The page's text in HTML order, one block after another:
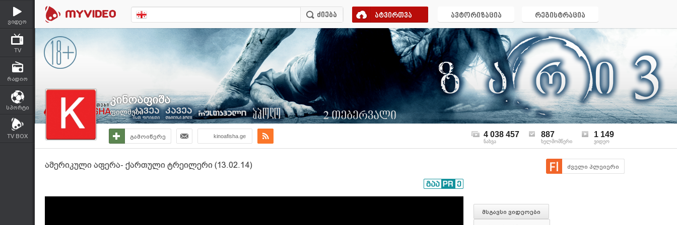
ვიდეო
TV
რადიო
სპორტი
TV BOX
ატვირთვა ავტორიზაცია რეგისტრაცია
კინოაფიშა
ფილმები
გამოიწერე kinoafisha.ge 4 038 457
ნახვა
887
ხელმომწერი
1 149
ვიდეო
ამერიკული აფერა- ქართული ტრეილერი (13.02.14) ძველი პლეიერი
მსგავსი ვიდეოები